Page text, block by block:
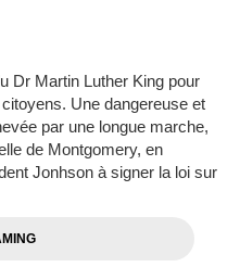
Dr Martin Luther King pour
Une dangereuse et
par une longue marche,
de Montgomery, en
Jonhson à signer la loi sur